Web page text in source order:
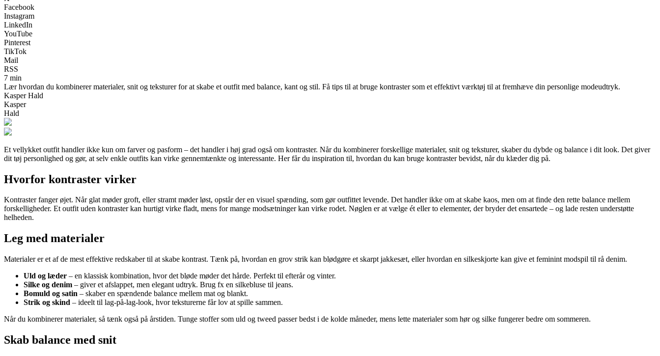
Facebook
Instagram
LinkedIn
YouTube
Pinterest
TikTok
Mail
RSS
7 min
Lær hvordan du kombinerer materialer, snit og teksturer for at skabe et outfit med balance, kant og stil. Få tips til at bruge kontraster som et effektivt værktøj til at fremhæve din personlige modeudtryk.
Kasper Hald
Kasper
Hald
Et vellykket outfit handler ikke kun om farver og pasform – det handler i høj grad også om kontraster. Når du kombinerer forskellige materialer, snit og teksturer, skaber du dybde og balance i dit look. Det giver
dit tøj personlighed og gør, at selv enkle outfits kan virke gennemtænkte og interessante. Her får du inspiration til, hvordan du kan bruge kontraster bevidst, når du klæder dig på.
Hvorfor kontraster virker
Kontraster fanger øjet. Når glat møder groft, eller stramt møder løst, opstår der en visuel spænding, som gør outfittet levende. Det handler ikke om at skabe kaos, men om at finde den rette balance mellem
forskelligheder. Et outfit uden kontraster kan hurtigt virke fladt, mens for mange modsætninger kan virke rodet. Nøglen er at vælge ét eller to elementer, der bryder det ensartede – og lade resten understøtte
helheden.
Leg med materialer
Materialer er et af de mest effektive redskaber til at skabe kontrast. Tænk på, hvordan en grov strik kan blødgøre et skarpt jakkesæt, eller hvordan en silkeskjorte kan give et feminint modspil til rå denim.
Uld og læder – en klassisk kombination, hvor det bløde møder det hårde. Perfekt til efterår og vinter.
Silke og denim – giver et afslappet, men elegant udtryk. Brug fx en silkebluse til jeans.
Bomuld og satin – skaber en spændende balance mellem mat og blankt.
Strik og skind – ideelt til lag-på-lag-look, hvor teksturerne får lov at spille sammen.
Når du kombinerer materialer, så tænk også på årstiden. Tunge stoffer som uld og tweed passer bedst i de kolde måneder, mens lette materialer som hør og silke fungerer bedre om sommeren.
Skab balance med snit